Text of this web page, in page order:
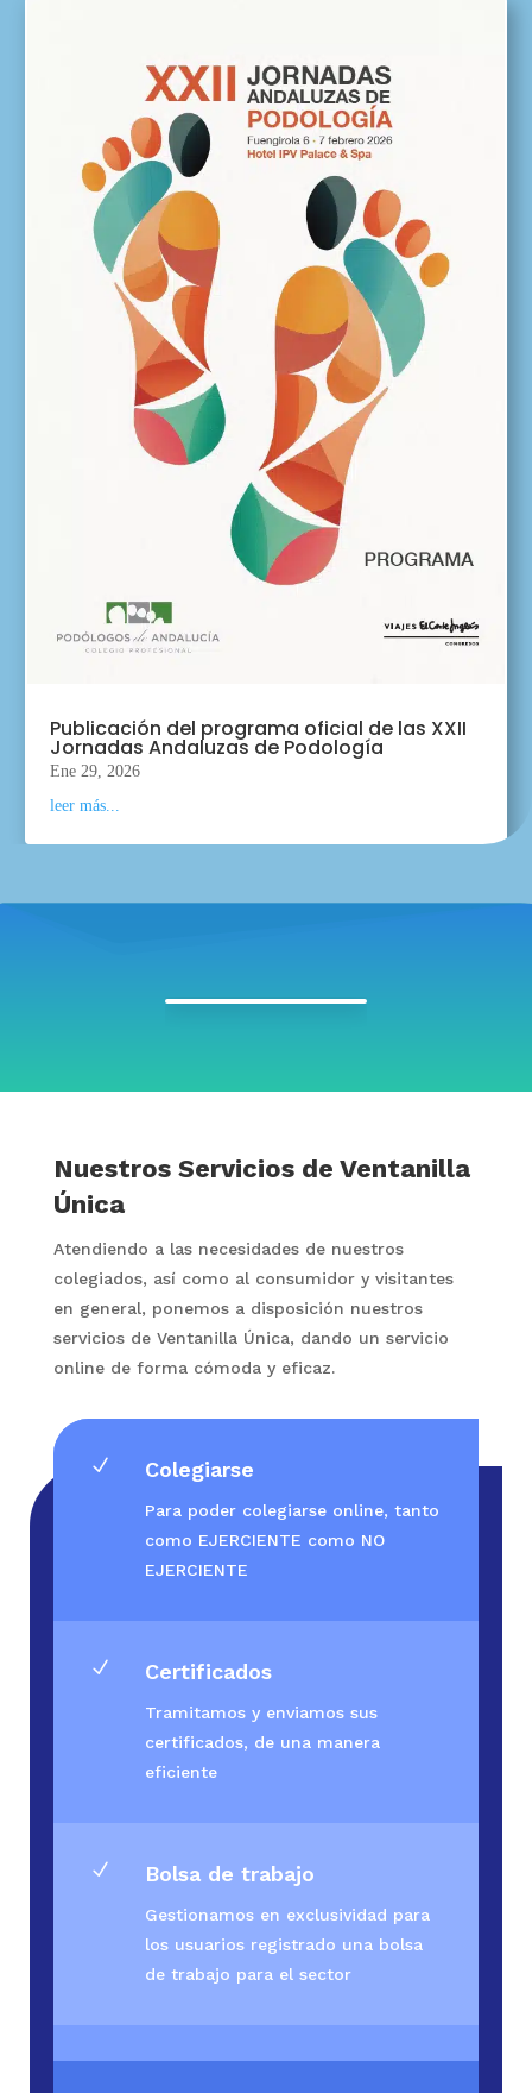
Publicación del programa oficial de las XXII
Jornadas Andaluzas de Podología
Ene 29, 2026
leer más...
Nuestros Servicios de Ventanilla
Única
Atendiendo a las necesidades de nuestros
colegiados, así como al consumidor y visitantes
en general, ponemos a disposición nuestros
servicios de Ventanilla Única, dando un servicio
online de forma cómoda y eficaz.
N Colegiarse
Para poder colegiarse online, tanto
como EJERCIENTE como NO
EJERCIENTE
N Certificados
Tramitamos y enviamos sus
certificados, de una manera
eficiente
N Bolsa de trabajo
Gestionamos en exclusividad para
los usuarios registrado una bolsa
de trabajo para el sector